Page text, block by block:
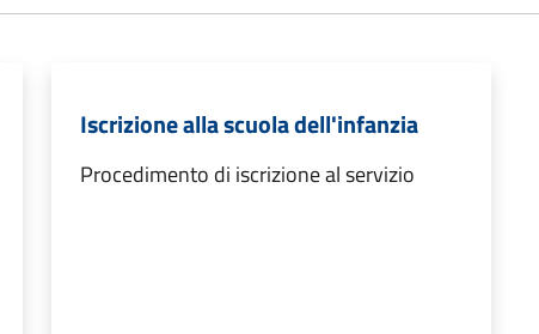
Iscrizione alla scuola dell'infanzia
Procedimento di iscrizione al servizio